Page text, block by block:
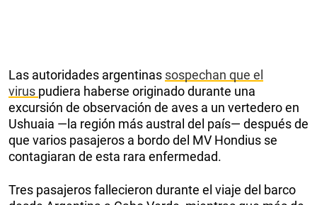
Las autoridades argentinas sospechan que el
virus pudiera haberse originado durante una
excursión de observación de aves a un vertedero en
Ushuaia —la región más austral del país— después de
que varios pasajeros a bordo del MV Hondius se
contagiaran de esta rara enfermedad.
Tres pasajeros fallecieron durante el viaje del barco